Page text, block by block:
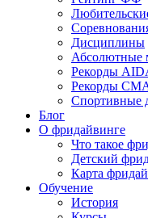
Дисциплины
Абсолютные
Рекорды
Рекорды
Спортивные
Блог
О фридайвинге
Что такое
Детский
Карта
Обучение
История